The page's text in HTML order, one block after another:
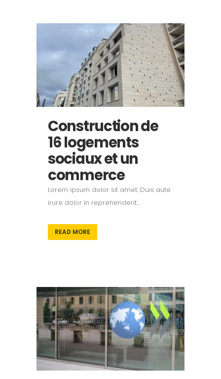
Construction de
16 logements
sociaux et un
commerce
Lorem ipsum dolor sit amet. Duis aute
irure dolor in reprehenderit...
READ MORE